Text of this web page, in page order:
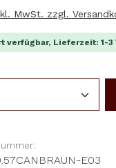
MwSt. zzgl.
verfügbar, Lieferzeit: 1-3
Anzahl:
E03